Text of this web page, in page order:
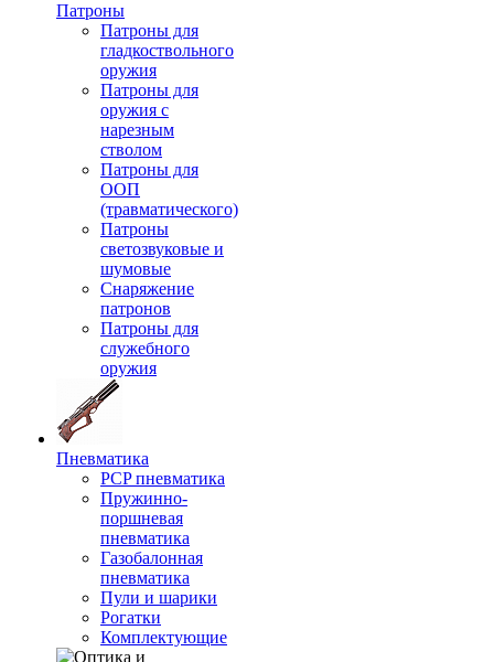
Патроны
Патроны для
гладкоствольного
оружия
Патроны для
оружия с
нарезным
стволом
Патроны для
ООП
(травматического)
Патроны
светозвуковые и
шумовые
Снаряжение
патронов
Патроны для
служебного
оружия
Пневматика
PCP пневматика
Пружинно-
поршневая
пневматика
Газобалонная
пневматика
Пули и шарики
Рогатки
Комплектующие